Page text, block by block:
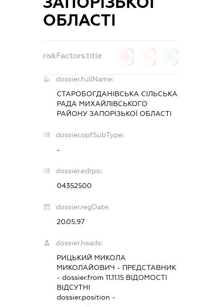
ОБЛАСТІ
riskFactors.title
dossier.fullName:
СТАРОБОГДАНІВСЬКА СІЛЬСЬКА
РАДА МИХАЙЛІВСЬКОГО
РАЙОНУ ЗАПОРІЗЬКОЇ ОБЛАСТІ
dossier.opfSubType:
-
dossier.edrpo:
04352500
dossier.regDate:
20.05.97
dossier.heads:
РИЦЬКИЙ МИКОЛА
МИКОЛАЙОВИЧ - ПРЕДСТАВНИК
- dossier.from 11.11.15ВІДОМОСТІ
ВІДСУТНІ
dossier.position -